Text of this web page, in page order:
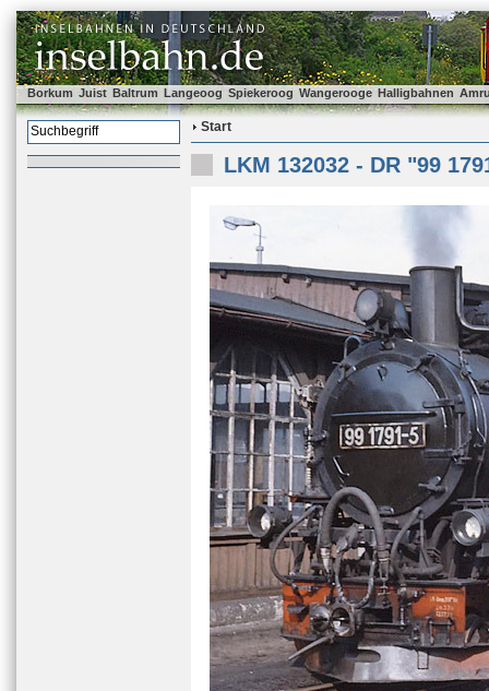
Borkum Juist Baltrum Langeoog Spiekeroog Wangerooge Halligbahnen
Start
LKM 132032 - DR "99